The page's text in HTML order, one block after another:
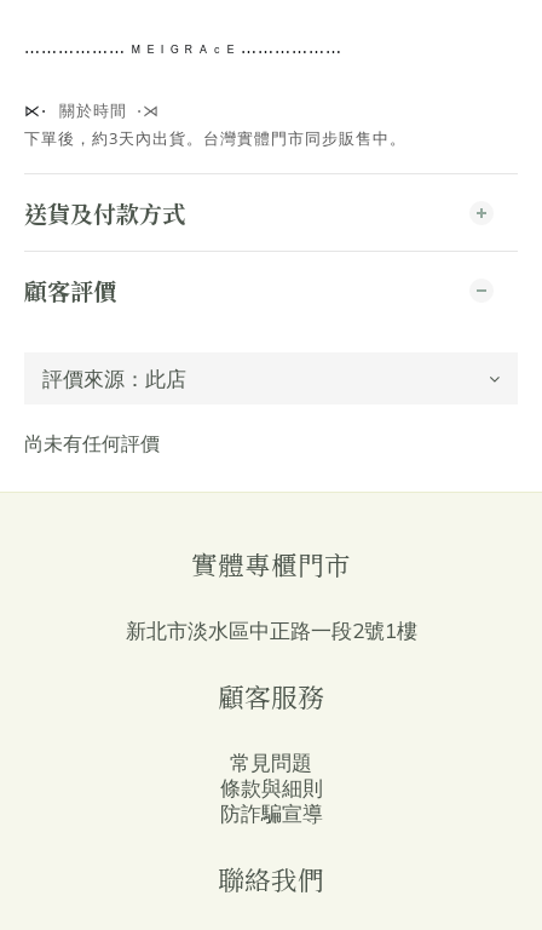
⋯⋯ ⋯⋯⋯⋯ ᴹ ᴱ ᴵ ᴳ ᴿ ᴬ ᶜ ᴱ ⋯⋯⋯⋯ ⋯⋯
⋉⋅ 關於時間 ⋅⋊
下單後，約3天內出貨。台灣實體門市同步販售中。
送貨及付款方式
顧客評價
尚未有任何評價
實體專櫃門市
新北市淡水區中正路一段2號1樓
顧客服務
常見問題
條款與細則
防詐騙宣導
聯絡我們